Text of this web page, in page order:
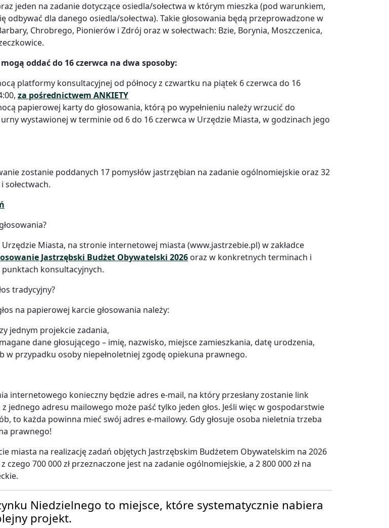
jeden na zadanie dotyczące osiedla/sołectwa w którym mieszka (pod warunkiem,
odbywać dla danego osiedla/sołectwa). Takie głosowania będą przeprowadzone w
Chrobrego, Pionierów i Zdrój oraz w sołectwach: Bzie, Borynia, Moszczenica,
oddać do 16 czerwca na dwa sposoby:
platformy konsultacyjnej od północy z czwartku na piątek 6 czerwca do 16
za pośrednictwem ANKIETY
papierowej karty do głosowania, którą po wypełnieniu należy wrzucić do
wystawionej w terminie od 6 do 16 czerwca w Urzędzie Miasta, w godzinach jego
zostanie poddanych 17 pomysłów jastrzębian na zadanie ogólnomiejskie oraz 32
sołectwach.
Miasta, na stronie internetowej miasta (www.jastrzebie.pl) w zakładce
Jastrzębski Budżet Obywatelski 2026 oraz w konkretnych terminach i
konsultacyjnych.
tradycyjny?
na papierowej karcie głosowania należy:
jednym projekcie zadania,
dane głosującego – imię, nazwisko, miejsce zamieszkania, datę urodzenia,
w przypadku osoby niepełnoletniej zgodę opiekuna prawnego.
internetowego konieczny będzie adres e-mail, na który przesłany zostanie link
z jednego adresu mailowego może paść tylko jeden głos. Jeśli więc w gospodarstwie
to każda powinna mieć swój adres e-mailowy. Gdy głosuje osoba nieletnia trzeba
prawnego!
miasta na realizację zadań objętych Jastrzębskim Budżetem Obywatelskim na 2026
czego 700 000 zł przeznaczone jest na zadanie ogólnomiejskie, a 2 800 000 zł na
Niedzielnego to miejsce, które systematycznie nabiera
projekt.